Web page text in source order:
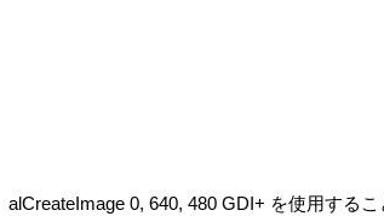
0, 640, 480 GDI+ を使用する